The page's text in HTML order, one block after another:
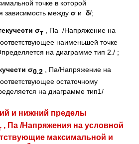
точке в которой
зависимость между σ и δ/;
σт , Па /Напряжение на
наименьшей точке
на диаграмме тип 2./ ;
σ0.2 , Па/Напряжение на
остаточному
на диаграмме тип1/
и нижний пределы
, Па /Напряжения на условной
максимальной и